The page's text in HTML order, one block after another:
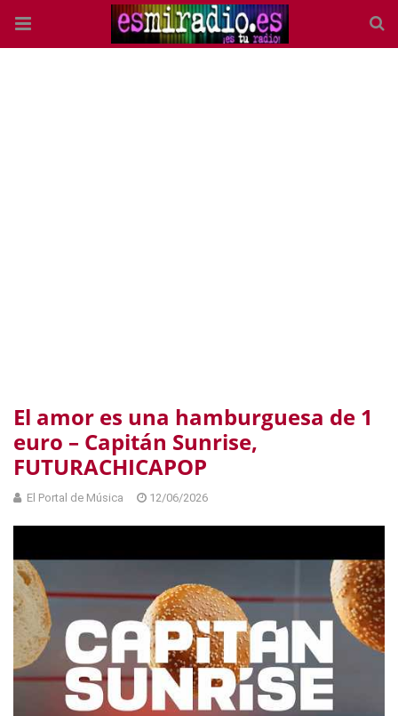
El amor es una hamburguesa de 1
euro – Capitán Sunrise,
FUTURACHICAPOP
El Portal de Música 12/06/2026